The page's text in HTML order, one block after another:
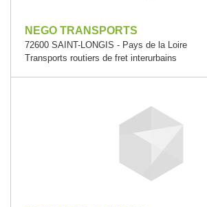
NEGO TRANSPORTS
72600 SAINT-LONGIS - Pays de la Loire
Transports routiers de fret interurbains